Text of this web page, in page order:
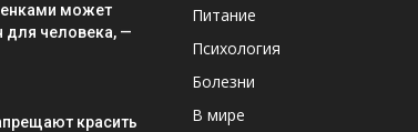
может
для человека, —
красить
Питание
Психология
Болезни
В мире